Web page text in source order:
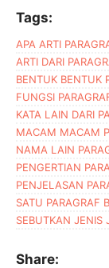
Tags:
APA ARTI
ARTI DARI
BENTUK BENTUK
FUNGSI
KATA LAIN DARI
MACAM MACAM
NAMA LAIN
PENGERTIAN
PENJELASAN
SATU PARAGRAF
SEBUTKAN JENIS
Share: